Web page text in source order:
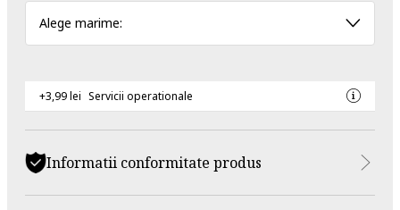
Alege marime:
+3,99 lei Servicii operationale
Informatii conformitate produs